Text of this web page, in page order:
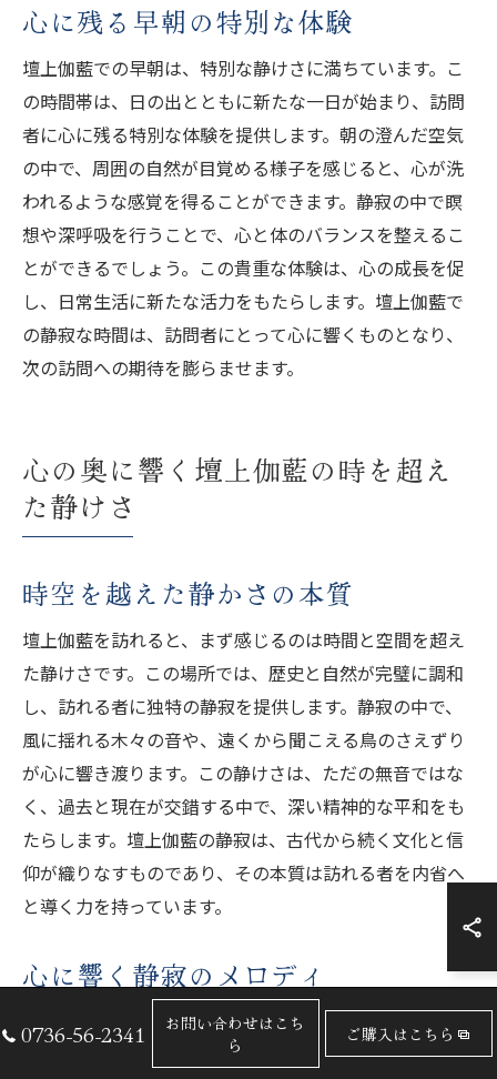
心に残る早朝の特別な体験
壇上伽藍での早朝は、特別な静けさに満ちています。こ
の時間帯は、日の出とともに新たな一日が始まり、訪問
者に心に残る特別な体験を提供します。朝の澄んだ空気
の中で、周囲の自然が目覚める様子を感じると、心が洗
われるような感覚を得ることができます。静寂の中で瞑
想や深呼吸を行うことで、心と体のバランスを整えるこ
とができるでしょう。この貴重な体験は、心の成長を促
し、日常生活に新たな活力をもたらします。壇上伽藍で
の静寂な時間は、訪問者にとって心に響くものとなり、
次の訪問への期待を膨らませます。
心の奥に響く壇上伽藍の時を超え
た静けさ
時空を越えた静かさの本質
壇上伽藍を訪れると、まず感じるのは時間と空間を超え
た静けさです。この場所では、歴史と自然が完璧に調和
し、訪れる者に独特の静寂を提供します。静寂の中で、
風に揺れる木々の音や、遠くから聞こえる鳥のさえずり
が心に響き渡ります。この静けさは、ただの無音ではな
く、過去と現在が交錯する中で、深い精神的な平和をも
たらします。壇上伽藍の静寂は、古代から続く文化と信
仰が織りなすものであり、その本質は訪れる者を内省へ
と導く力を持っています。
心に響く静寂のメロディ
壇上伽藍での静けさは、心に響くメロディのように訪れ
る者を包み込みます。この静寂は、都市の喧騒とは異な
0736-56-2341
お問い合わせはこち
ら
ご購入はこちら